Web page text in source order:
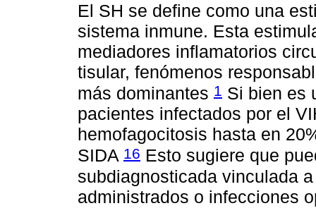
El SH se define como una
sistema inmune. Esta
mediadores inflamatorios
tisular, fenómenos
más dominantes 1 Si bien es
pacientes infectados por el
hemofagocitosis hasta en
SIDA 16 Esto sugiere que
subdiagnosticada vinculada
administrados o infecciones